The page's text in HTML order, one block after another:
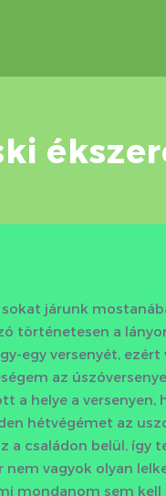
járunk
történetesen a
egy versenyét,
az
a helye a
hétvégémet az
a családon belül, így
vagyok olyan
mondanom sem